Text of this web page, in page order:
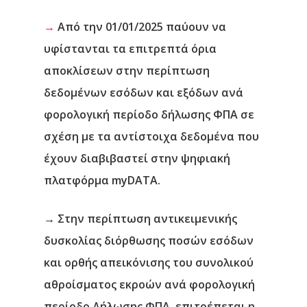
→ Από την 01/01/2025 παύουν να
υφίστανται τα επιτρεπτά όρια
αποκλίσεων στην περίπτωση
δεδομένων εσόδων και εξόδων ανά
φορολογική περίοδο δήλωσης ΦΠΑ σε
σχέση με τα αντίστοιχα δεδομένα που
έχουν διαβιβαστεί στην ψηφιακή
πλατφόρμα myDATA.
→ Στην περίπτωση αντικειμενικής
δυσκολίας διόρθωσης ποσών εσόδων
και ορθής απεικόνισης του συνολικού
αθροίσματος εκροών ανά φορολογική